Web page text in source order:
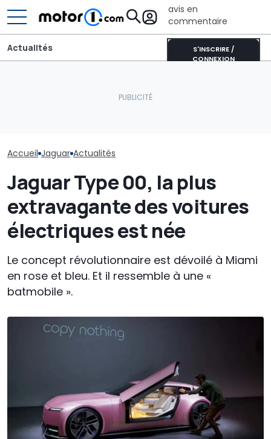
avis en
commentaire
S'INSCRIRE /
CONNEXION
Actualités
Accueil Jaguar Actualités
Jaguar Type 00, la plus
extravagante des voitures
électriques est née
Le concept révolutionnaire est dévoilé à Miami
en rose et bleu. Et il ressemble à une «
batmobile ».